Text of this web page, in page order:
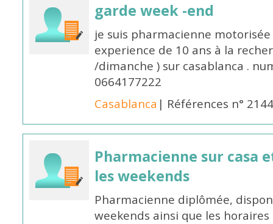
garde week -end
je suis pharmacienne
experience de 10 ans à la
/dimanche ) sur casablanca .
0664177222
Casablanca | Références n°
Pharmacienne sur casa
les weekends
Pharmacienne diplômée,
weekends ainsi que les